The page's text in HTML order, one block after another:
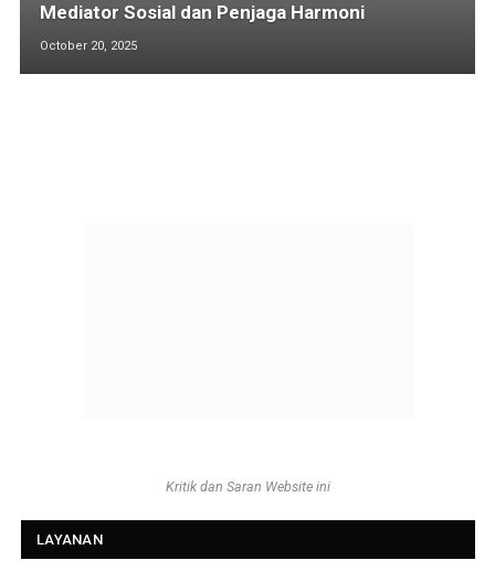
Mediator Sosial dan Penjaga Harmoni
October 20, 2025
Kritik dan Saran Website ini
LAYANAN